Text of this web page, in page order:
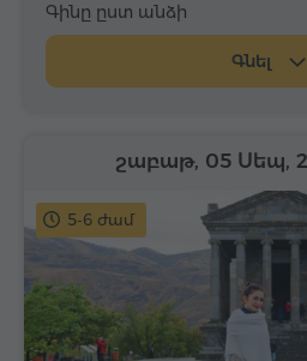
Գինը ըստ անձի
Գնել
5-6 ժամ
շաբաթ, 05 Սեպ,